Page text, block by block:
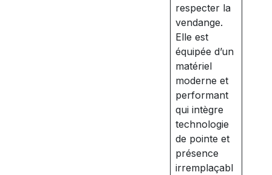
respecter la
vendange.
Elle est
équipée d’un
matériel
moderne et
performant
qui intègre
technologie
de pointe et
présence
irremplaçabl